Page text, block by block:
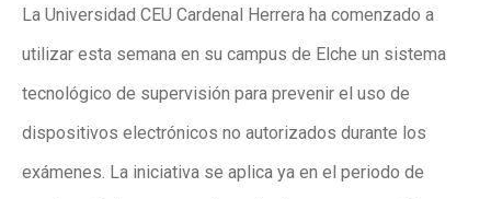
La Universidad CEU Cardenal Herrera ha comenzado a
utilizar esta semana en su campus de Elche un sistema
tecnológico de supervisión para prevenir el uso de
dispositivos electrónicos no autorizados durante los
exámenes. La iniciativa se aplica ya en el periodo de